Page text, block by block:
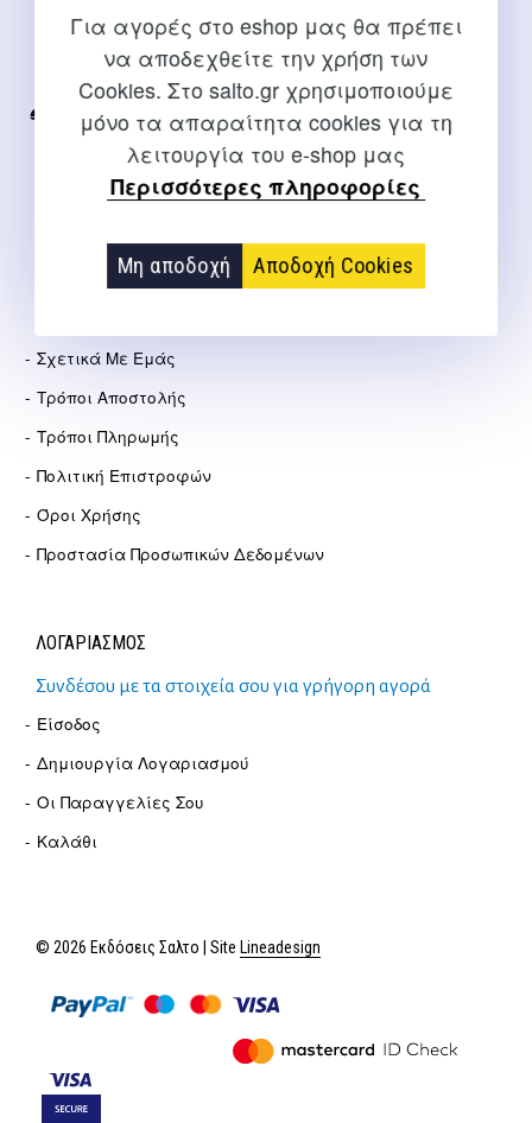
Για αγορές στο eshop μας θα πρέπει
να αποδεχθείτε την χρήση των
Cookies. Στο salto.gr χρησιμοποιούμε
μόνο τα απαραίτητα cookies για τη
λειτουργία του e-shop μας
Περισσότερες πληροφορίες
Μη αποδοχή Αποδοχή Cookies
Για διευκρινίσεις και υποστήριξη παραγγελιών μέσω του
2310 267108
info@salto.gr
Σχετικά Με Εμάς
Τρόποι Αποστολής
Τρόποι Πληρωμής
Πολιτική Επιστροφών
Όροι Χρήσης
Προστασία Προσωπικών Δεδομένων
ΛΟΓΑΡΙΑΣΜΟΣ
Συνδέσου με τα στοιχεία σου για γρήγορη αγορά
Είσοδος
Δημιουργία Λογαριασμού
Οι Παραγγελίες Σου
Καλάθι
© 2026 Εκδόσεις Σαλτο | Site Lineadesign